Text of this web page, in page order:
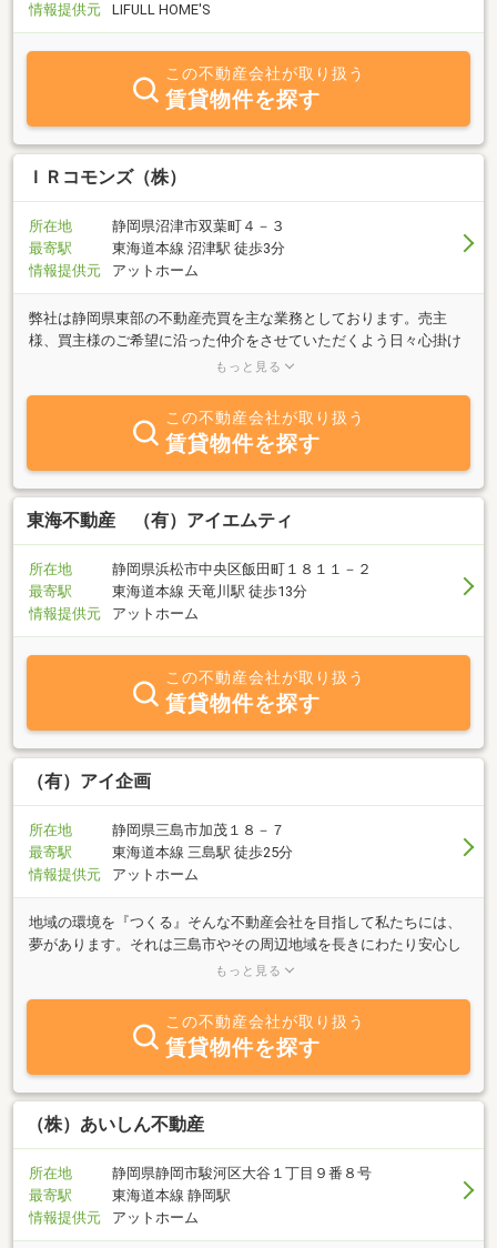
情報提供元
LIFULL HOME'S
この不動産会社が取り扱う
賃貸物件を探す
ＩＲコモンズ（株）
所在地
静岡県沼津市双葉町４－３
最寄駅
東海道本線 沼津駅 徒歩3分
情報提供元
アットホーム
弊社は静岡県東部の不動産売買を主な業務としております。売主
様、買主様のご希望に沿った仲介をさせていただくよう日々心掛け
ています。「売りたい」お客様へは、スピーディーな対応を。「買
ていただきます。是非 お気軽にお問合せ下さい。また、一般社団
法人全国住宅ローン救済・任意売却支援協会静岡本部の活動も行っ
ており、住宅ローンの返済にお悩みの皆様の相談業務も行っており
ます。任意売却や債務整理、各種専門家のご紹介なども無料で行い
ます。もちろん、物件査定も無料で行います。
もっと見る
この不動産会社が取り扱う
賃貸物件を探す
東海不動産 （有）アイエムティ
所在地
静岡県浜松市中央区飯田町１８１１－２
最寄駅
東海道本線 天竜川駅 徒歩13分
情報提供元
アットホーム
この不動産会社が取り扱う
賃貸物件を探す
（有）アイ企画
所在地
静岡県三島市加茂１８－７
最寄駅
東海道本線 三島駅 徒歩25分
情報提供元
アットホーム
地域の環境を『つくる』そんな不動産会社を目指して私たちには、
夢があります。それは三島市やその周辺地域を長きにわたり安心し
て暮らせる地域にすること。子育て世代も高齢者になっても、心地
山田学区の加茂という住宅街に、不動産屋の店舗併用住宅を構えま
した。「いつでもそこにいる人でありたい」「信頼してほしい」と
いう思いからこの場所を選びました。信頼と信頼を綴り、地域の人
たちの幸せを願って活動しています。アイ企画の仕事私たちは、単
に家や土地の売り買いをお手伝いする不動産屋ではありません。家
を売る人・買う人が、これから先どのような暮らし方をしていきた
バイスをしています。売る側も買う側も納得のいく、幸福の最大値
を目指しています。
もっと見る
この不動産会社が取り扱う
賃貸物件を探す
（株）あいしん不動産
所在地
静岡県静岡市駿河区大谷１丁目９番８号
最寄駅
東海道本線 静岡駅
情報提供元
アットホーム